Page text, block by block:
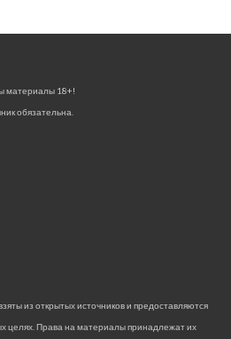
материалы 18+!
обязательна.
из открытых источников и предоставляются
целях. Права на материалы принадлежат их